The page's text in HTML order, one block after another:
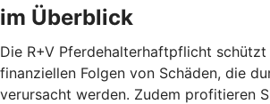
im Überblick
Die R+V Pferdehalterhaftpflicht
finanziellen Folgen von Schäden, die
verursacht werden. Zudem profitieren